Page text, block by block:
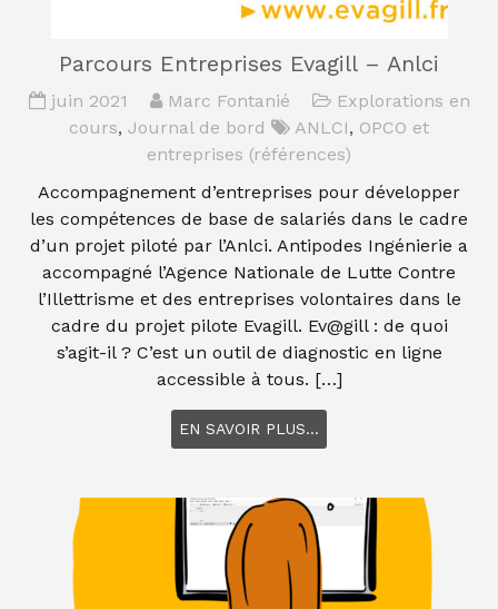
Parcours Entreprises Evagill – Anlci
juin 2021 Marc Fontanié
Explorations en
cours, Journal de bord ANLCI, OPCO et
entreprises (références)
Accompagnement d’entreprises pour développer
les compétences de base de salariés dans le cadre
d’un projet piloté par l’Anlci. Antipodes Ingénierie a
accompagné l’Agence Nationale de Lutte Contre
l’Illettrisme et des entreprises volontaires dans le
cadre du projet pilote Evagill. Ev@gill : de quoi
s’agit-il ? C’est un outil de diagnostic en ligne
accessible à tous. […]
EN SAVOIR PLUS...